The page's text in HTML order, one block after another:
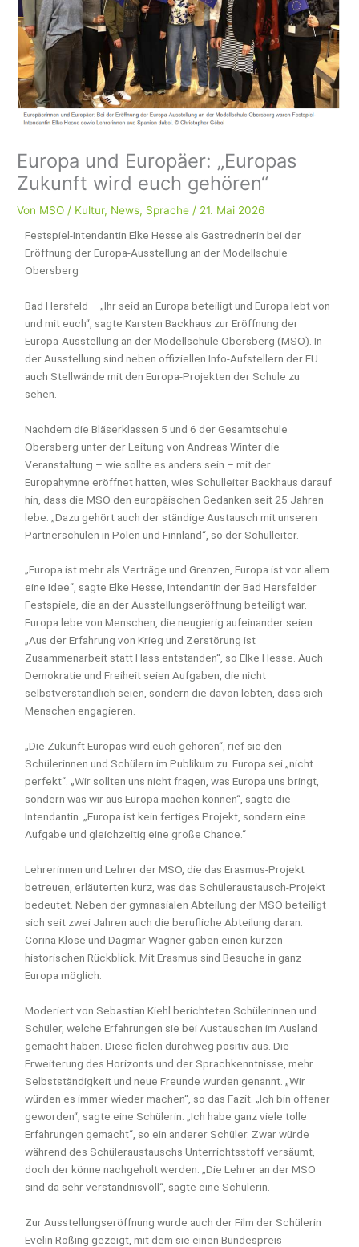
Europa und Europäer: „Europas
Zukunft wird euch gehören“
Von MSO / Kultur, News, Sprache / 21. Mai 2026
Festspiel-Intendantin Elke Hesse als Gastrednerin bei der
Eröffnung der Europa-Ausstellung an der Modellschule
Obersberg
Bad Hersfeld – „Ihr seid an Europa beteiligt und Europa lebt von
und mit euch“, sagte Karsten Backhaus zur Eröffnung der
Europa-Ausstellung an der Modellschule Obersberg (MSO). In
der Ausstellung sind neben offiziellen Info-Aufstellern der EU
auch Stellwände mit den Europa-Projekten der Schule zu
sehen.
Nachdem die Bläserklassen 5 und 6 der Gesamtschule
Obersberg unter der Leitung von Andreas Winter die
Veranstaltung – wie sollte es anders sein – mit der
Europahymne eröffnet hatten, wies Schulleiter Backhaus darauf
hin, dass die MSO den europäischen Gedanken seit 25 Jahren
lebe. „Dazu gehört auch der ständige Austausch mit unseren
Partnerschulen in Polen und Finnland“, so der Schulleiter.
„Europa ist mehr als Verträge und Grenzen, Europa ist vor allem
eine Idee“, sagte Elke Hesse, Intendantin der Bad Hersfelder
Festspiele, die an der Ausstellungseröffnung beteiligt war.
Europa lebe von Menschen, die neugierig aufeinander seien.
„Aus der Erfahrung von Krieg und Zerstörung ist
Zusammenarbeit statt Hass entstanden“, so Elke Hesse. Auch
Demokratie und Freiheit seien Aufgaben, die nicht
selbstverständlich seien, sondern die davon lebten, dass sich
Menschen engagieren.
„Die Zukunft Europas wird euch gehören“, rief sie den
Schülerinnen und Schülern im Publikum zu. Europa sei „nicht
perfekt“. „Wir sollten uns nicht fragen, was Europa uns bringt,
sondern was wir aus Europa machen können“, sagte die
Intendantin. „Europa ist kein fertiges Projekt, sondern eine
Aufgabe und gleichzeitig eine große Chance.“
Lehrerinnen und Lehrer der MSO, die das Erasmus-Projekt
betreuen, erläuterten kurz, was das Schüleraustausch-Projekt
bedeutet. Neben der gymnasialen Abteilung der MSO beteiligt
sich seit zwei Jahren auch die berufliche Abteilung daran.
Corina Klose und Dagmar Wagner gaben einen kurzen
historischen Rückblick. Mit Erasmus sind Besuche in ganz
Europa möglich.
Moderiert von Sebastian Kiehl berichteten Schülerinnen und
Schüler, welche Erfahrungen sie bei Austauschen im Ausland
gemacht haben. Diese fielen durchweg positiv aus. Die
Erweiterung des Horizonts und der Sprachkenntnisse, mehr
Selbstständigkeit und neue Freunde wurden genannt. „Wir
würden es immer wieder machen“, so das Fazit. „Ich bin offener
geworden“, sagte eine Schülerin. „Ich habe ganz viele tolle
Erfahrungen gemacht“, so ein anderer Schüler. Zwar würde
während des Schüleraustauschs Unterrichtsstoff versäumt,
doch der könne nachgeholt werden. „Die Lehrer an der MSO
sind da sehr verständnisvoll“, sagte eine Schülerin.
Zur Ausstellungseröffnung wurde auch der Film der Schülerin
Evelin Rößing gezeigt, mit dem sie einen Bundespreis